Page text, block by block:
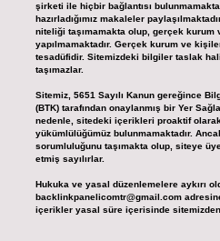
şirketi ile hiçbir bağlantısı
hazırladığımız makaleler
niteliği taşımamakta olup, gerçek kurum
yapılmamaktadır. Gerçek kurum ve
tesadüfidir. Sitemizdeki bilgiler taslak
taşımazlar.
Sitemiz, 5651 Sayılı Kanun gereğince
(BTK) tarafından onaylanmış bir Yer
nedenle, sitedeki içerikleri proaktif
yükümlülüğümüz bulunmamaktadır.
sorumluluğunu taşımakta olup, siteye
etmiş sayılırlar.
Hukuka ve yasal düzenlemelere aykırı
backlinkpanelicomtr@gmail.com
içerikler yasal süre içerisinde sitemizden